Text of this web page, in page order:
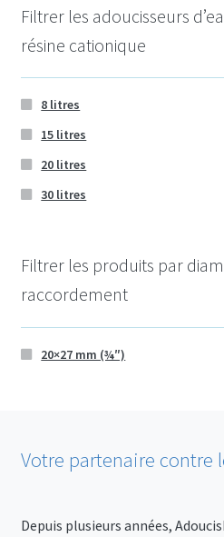
Filtrer les adoucisseurs
résine cationique
8 litres
15 litres
20 litres
30 litres
Filtrer les produits par
raccordement
20×27 mm (¾″)
Votre partenaire contre
Depuis plusieurs années,